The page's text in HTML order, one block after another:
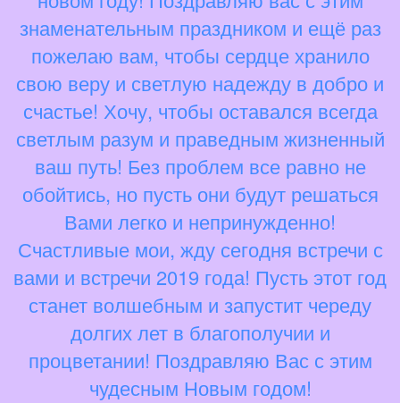
знаменательным праздником и ещё раз
пожелаю вам, чтобы сердце хранило
свою веру и светлую надежду в добро и
счастье! Хочу, чтобы оставался всегда
светлым разум и праведным жизненный
ваш путь! Без проблем все равно не
обойтись, но пусть они будут решаться
Вами легко и непринужденно!
Счастливые мои, жду сегодня встречи с
вами и встречи 2019 года! Пусть этот год
станет волшебным и запустит череду
долгих лет в благополучии и
процветании! Поздравляю Вас с этим
чудесным Новым годом!